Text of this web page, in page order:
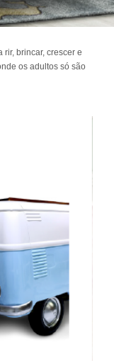
brincar, crescer e
os adultos só são